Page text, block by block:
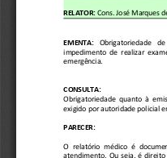
RELATOR: Cons. José Marques
EMENTA:
Obrigatoriedade   de
impedimento de realizar
emergência.
CONSULTA:
Obrigatoriedade quanto à
exigido por autoridade policial
PARECER:
O  relatório médico  é
atendimento. Ou seja, é